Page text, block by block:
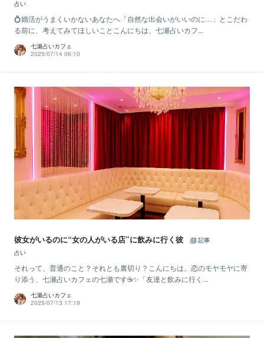
占い
💍婚活がうまくいかないあなたへ「自然な出会いがいいのに…」とこだわ
る前に、考えてみてほしいことこんにちは、七瀬占いカフ...
七瀬占いカフェ
2025/07/14 06:10
彼女がいるのに“女の人がいる店”に飲みに行く彼
記事
占い
それって、普通のこと？それとも裏切り？こんにちは。恋のモヤモヤに寄
り添う、七瀬占いカフェの七瀬です☕✨「友達と飲みに行く...
七瀬占いカフェ
2025/07/13 17:19